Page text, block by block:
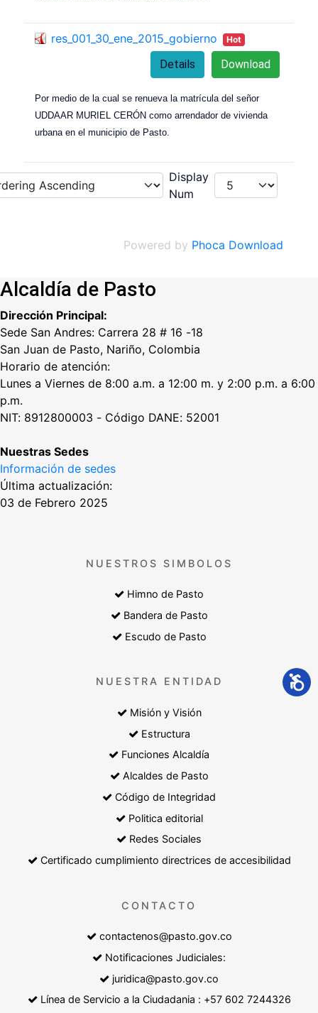
res_001_30_ene_2015_gobierno Hot
Download
Details
Por medio de la cual se renueva la matrícula del señor
UDDAAR MURIEL CERÓN como arrendador de vivienda
urbana en el municipio de Pasto.
Display
Num
Powered by Phoca Download
Alcaldía de Pasto
Dirección Principal:
Sede San Andres: Carrera 28 # 16 -18
San Juan de Pasto, Nariño, Colombia
Horario de atención:
Lunes a Viernes de 8:00 a.m. a 12:00 m. y 2:00 p.m. a 6:00
p.m.
NIT: 8912800003 - Código DANE: 52001
Nuestras Sedes
Información de sedes
Última actualización:
03 de Febrero 2025
NUESTROS SIMBOLOS
Himno de Pasto
Bandera de Pasto
Escudo de Pasto
NUESTRA ENTIDAD
Misión y Visión
Estructura
Funciones Alcaldía
Alcaldes de Pasto
Código de Integridad
Politica editorial
Redes Sociales
Certificado cumplimiento directrices de accesibilidad
CONTACTO
contactenos@pasto.gov.co
Notificaciones Judiciales:
juridica@pasto.gov.co
Línea de Servicio a la Ciudadania : +57 602 7244326